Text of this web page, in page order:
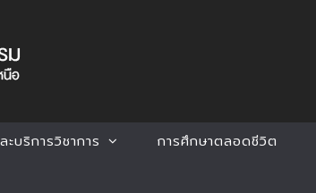
ะบริการวิชาการ การศึกษาตลอดชีวิต